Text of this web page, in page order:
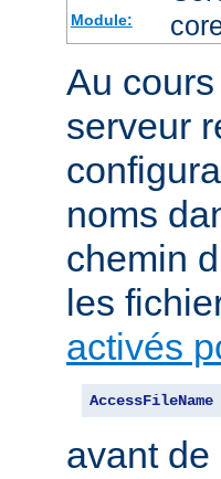
Module:
Au
serveur
noms
chemin
les
activés
AccessFileName
avant